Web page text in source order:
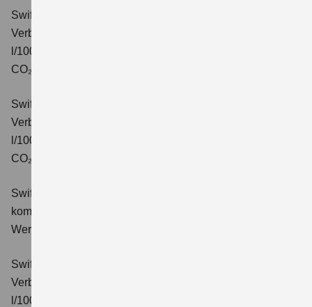
Swift 1.2 DUALJET HYBRID CVT Comfort
Verbrauchswerte: kombinierter Energieverbrauch 4,7
l/100km; kombinierter Wert der CO₂-Emission: 106 g/km;
CO₂-Klasse: C.
Swift 1.2 DUALJET HYBRID ALLGRIP Comfort
Verbrauchswerte: kombinierter Energieverbrauch 4,9
l/100km; kombinierter Wert der CO₂-Emission: 110 g/km;
CO₂-Klasse: C.
Swift 1.2 DUALJET HYBRID Comfort+
kombinierter Energieverbrauch 4,4 l/100km; kombinierter
Wert der CO₂-Emission: 99 g/km; CO₂-Klasse: C.
Swift 1.2 DUALJET HYBRID CVT Comfort+
Verbrauchswerte: kombinierter Energieverbrauch 4,7
l/100km; kombinierter Wert der CO₂-Emission: 106 g/km;